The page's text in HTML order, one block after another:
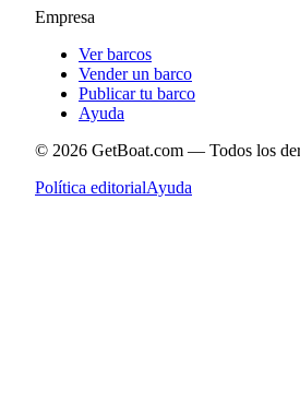
Empresa
Ver barcos
Vender un barco
Publicar tu barco
Ayuda
© 2026 GetBoat.com — Todos los
Política editorialAyuda